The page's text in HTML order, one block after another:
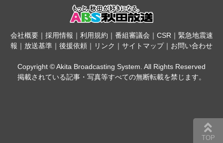
会社概要｜ 採用情報 ｜ 利用規約 ｜ 番組審議会 ｜ CSR ｜ 緊急地震速
報 ｜ 放送基準 ｜ 後援依頼 ｜ リンク ｜ サイトマップ｜ お問い合わせ
Copyright © Akita Broadcasting System. All Rights Reserved
掲載されている記事・写真等すべての無断転載を禁じます。